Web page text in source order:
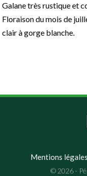
Galane très rustique et
Floraison du mois de
clair à gorge blanche.
Mentions légales
© 2026 -